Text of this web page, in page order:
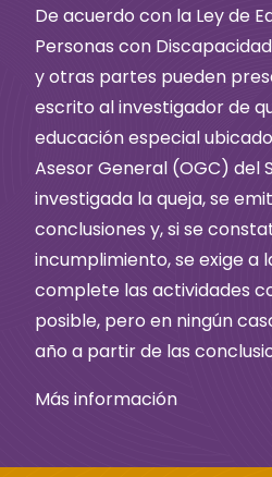
De acuerdo con la Ley de
Personas con
y otras partes pueden
escrito al investigador de
educación especial
Asesor General (OGC) del
investigada la queja, se
conclusiones y, si se
incumplimiento, se exige a
complete las actividades
posible, pero en ningún
año a partir de las
Más información